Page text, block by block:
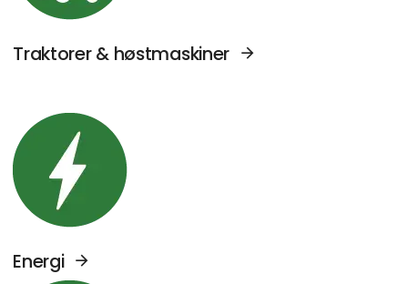
Traktorer & høstmaskiner
Energi